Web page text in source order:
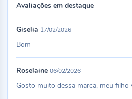
Avaliações em destaque
Giselia 17/02/2026
Bom
Roselaine 06/02/2026
Gosto muito dessa marca, meu filho